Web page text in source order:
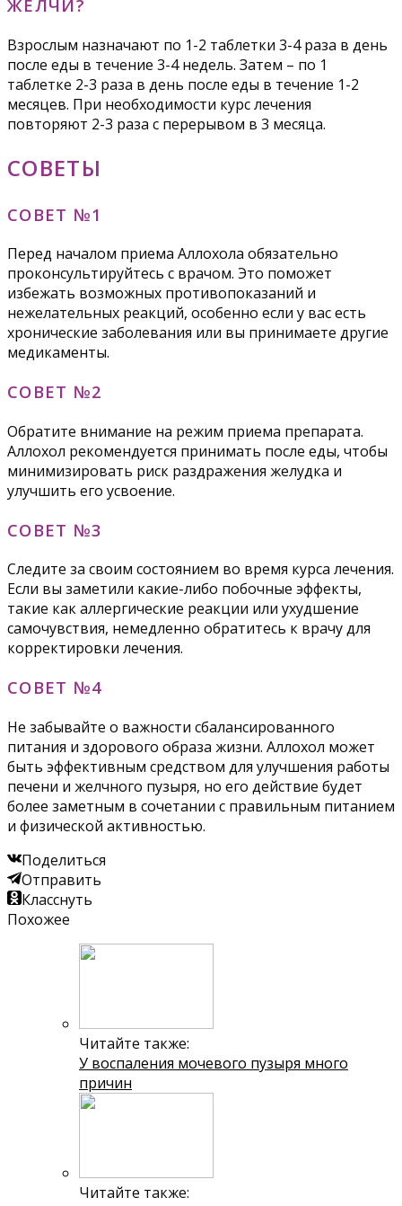
ЖЕЛЧИ?
Взрослым назначают по 1-2 таблетки 3-4 раза в день
после еды в течение 3-4 недель. Затем – по 1
таблетке 2-3 раза в день после еды в течение 1-2
месяцев. При необходимости курс лечения
повторяют 2-3 раза с перерывом в 3 месяца.
СОВЕТЫ
СОВЕТ №1
Перед началом приема Аллохола обязательно
проконсультируйтесь с врачом. Это поможет
избежать возможных противопоказаний и
нежелательных реакций, особенно если у вас есть
хронические заболевания или вы принимаете другие
медикаменты.
СОВЕТ №2
Обратите внимание на режим приема препарата.
Аллохол рекомендуется принимать после еды, чтобы
минимизировать риск раздражения желудка и
улучшить его усвоение.
СОВЕТ №3
Следите за своим состоянием во время курса лечения.
Если вы заметили какие-либо побочные эффекты,
такие как аллергические реакции или ухудшение
самочувствия, немедленно обратитесь к врачу для
корректировки лечения.
СОВЕТ №4
Не забывайте о важности сбалансированного
питания и здорового образа жизни. Аллохол может
быть эффективным средством для улучшения работы
печени и желчного пузыря, но его действие будет
более заметным в сочетании с правильным питанием
и физической активностью.
Поделиться
Отправить
Класснуть
Похожее
Читайте также:
У воспаления мочевого пузыря много
причин
Читайте также: